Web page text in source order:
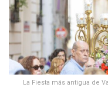
La Fiesta más antigua de